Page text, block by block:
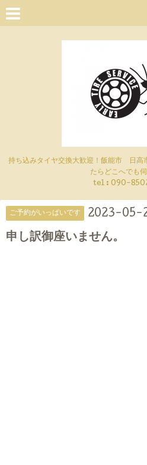
持ち込みタイヤ交換大歓迎！飯能市 日
たらどこへでも伺
tel : 090-
ご予約がいっぱいです 2023-05-
申し訳御座いません。